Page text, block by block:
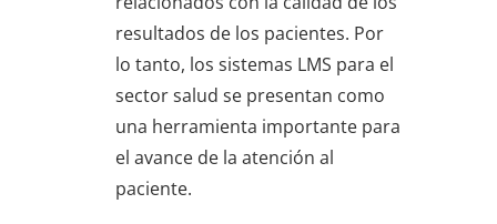
resultados de los pacientes. Por
lo tanto, los sistemas LMS para el
sector salud se presentan como
una herramienta importante para
el avance de la atención al
paciente.